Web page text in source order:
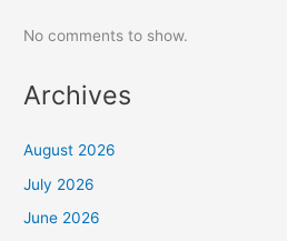
No comments to show.
Archives
August 2026
July 2026
June 2026